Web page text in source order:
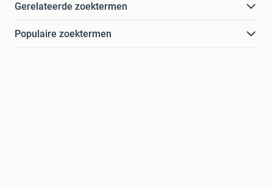
Gerelateerde zoektermen
Populaire zoektermen